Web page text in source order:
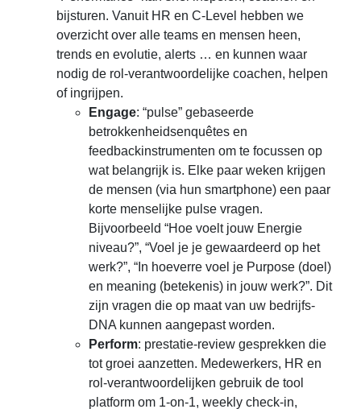
bijsturen. Vanuit HR en C-Level hebben we
overzicht over alle teams en mensen heen,
trends en evolutie, alerts … en kunnen waar
nodig de rol-verantwoordelijke coachen, helpen
of ingrijpen.
Engage: “pulse” gebaseerde
betrokkenheidsenquêtes en
feedbackinstrumenten om te focussen op
wat belangrijk is. Elke paar weken krijgen
de mensen (via hun smartphone) een paar
korte menselijke pulse vragen.
Bijvoorbeeld “Hoe voelt jouw Energie
niveau?”, “Voel je je gewaardeerd op het
werk?”, “In hoeverre voel je Purpose (doel)
en meaning (betekenis) in jouw werk?”. Dit
zijn vragen die op maat van uw bedrijfs-
DNA kunnen aangepast worden.
Perform: prestatie-review gesprekken die
tot groei aanzetten. Medewerkers, HR en
rol-verantwoordelijken gebruik de tool
platform om 1-on-1, weekly check-in,